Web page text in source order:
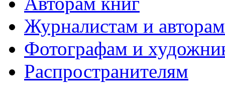
Журналистам и авторам
Фотографам и
Распространителям